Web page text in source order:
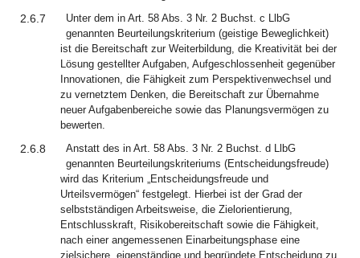
2.6.7
Unter dem in Art. 58 Abs. 3 Nr. 2 Buchst. c LlbG
genannten Beurteilungskriterium (geistige Beweglichkeit)
ist die Bereitschaft zur Weiterbildung, die Kreativität bei der
Lösung gestellter Aufgaben, Aufgeschlossenheit gegenüber
Innovationen, die Fähigkeit zum Perspektivenwechsel und
zu vernetztem Denken, die Bereitschaft zur Übernahme
neuer Aufgabenbereiche sowie das Planungsvermögen zu
bewerten.
2.6.8
Anstatt des in Art. 58 Abs. 3 Nr. 2 Buchst. d LlbG
genannten Beurteilungskriteriums (Entscheidungsfreude)
wird das Kriterium „Entscheidungsfreude und
Urteilsvermögen“ festgelegt. Hierbei ist der Grad der
selbstständigen Arbeitsweise, die Zielorientierung,
Entschlusskraft, Risikobereitschaft sowie die Fähigkeit,
nach einer angemessenen Einarbeitungsphase eine
zielsichere, eigenständige und begründete Entscheidung zu